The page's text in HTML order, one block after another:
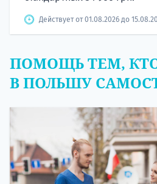
Действует от 01.08.2026 до
ПОМОЩЬ ТЕМ,
В ПОЛЬШУ